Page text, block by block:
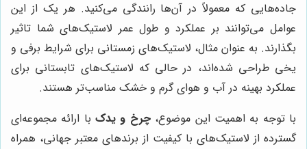
جاده‌هایی که معمولاً در آن‌ها رانندگی می‌کنید. هر یک از این
عوامل می‌توانند بر عملکرد و طول عمر لاستیک‌های شما تاثیر
بگذارند. به عنوان مثال، لاستیک‌های زمستانی برای شرایط برفی و
یخی طراحی شده‌اند، در حالی که لاستیک‌های تابستانی برای
عملکرد بهینه در آب و هوای گرم و خشک مناسب‌تر هستند.
با توجه به اهمیت این موضوع،چرخ و یدکبا ارائه مجموعه‌ای
گسترده از لاستیک‌های با کیفیت از برندهای معتبر جهانی، همراه